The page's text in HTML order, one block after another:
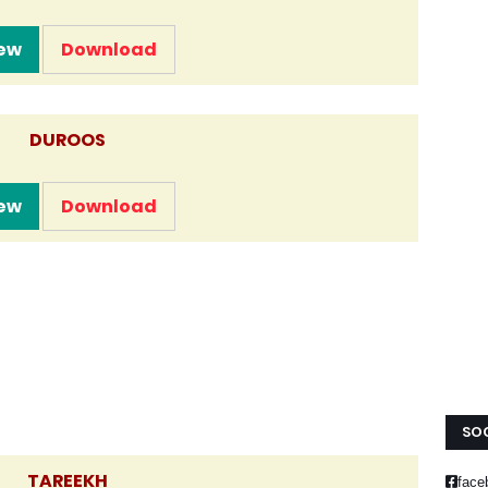
Download
DUROOS
Download
TAREEKH